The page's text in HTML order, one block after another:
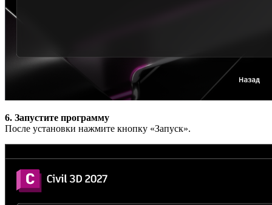
6. Запустите программу
После установки нажмите кнопку «Запуск».